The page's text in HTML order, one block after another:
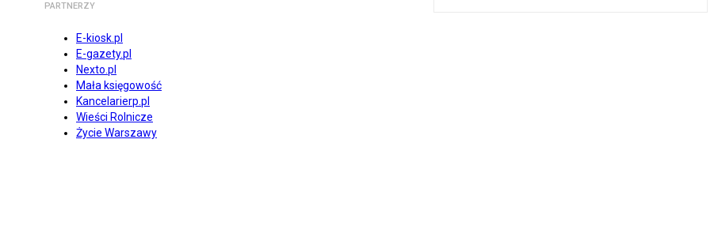
PARTNERZY
E-kiosk.pl
E-gazety.pl
Nexto.pl
Mała księgowość
Kancelarierp.pl
Wieści Rolnicze
Życie Warszawy